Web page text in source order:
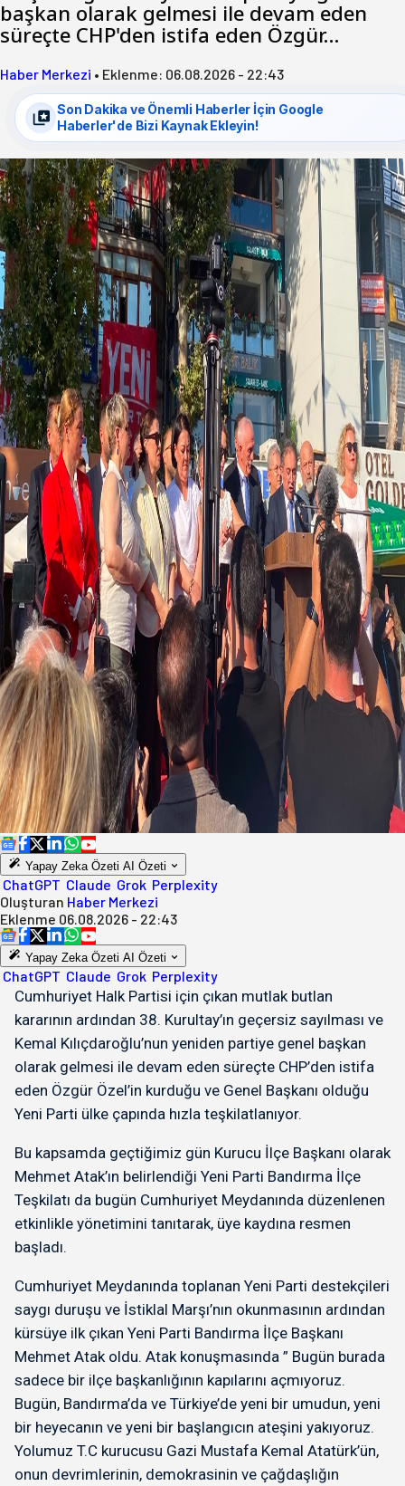
başkan olarak gelmesi ile devam eden
süreçte CHP'den istifa eden Özgür…
Haber Merkezi • Eklenme: 06.08.2026 - 22:43
Son Dakika ve Önemli Haberler İçin Google
Haberler'de Bizi Kaynak Ekleyin!
Yapay Zeka Özeti AI Özeti
ChatGPT Claude Grok Perplexity
Oluşturan Haber Merkezi
Eklenme 06.08.2026 - 22:43
Yapay Zeka Özeti AI Özeti
ChatGPT Claude Grok Perplexity
Cumhuriyet Halk Partisi için çıkan mutlak butlan
kararının ardından 38. Kurultay’ın geçersiz sayılması ve
Kemal Kılıçdaroğlu’nun yeniden partiye genel başkan
olarak gelmesi ile devam eden süreçte CHP’den istifa
eden Özgür Özel’in kurduğu ve Genel Başkanı olduğu
Yeni Parti ülke çapında hızla teşkilatlanıyor.
Bu kapsamda geçtiğimiz gün Kurucu İlçe Başkanı olarak
Mehmet Atak’ın belirlendiği Yeni Parti Bandırma İlçe
Teşkilatı da bugün Cumhuriyet Meydanında düzenlenen
etkinlikle yönetimini tanıtarak, üye kaydına resmen
başladı.
Cumhuriyet Meydanında toplanan Yeni Parti destekçileri
saygı duruşu ve İstiklal Marşı’nın okunmasının ardından
kürsüye ilk çıkan Yeni Parti Bandırma İlçe Başkanı
Mehmet Atak oldu. Atak konuşmasında ” Bugün burada
sadece bir ilçe başkanlığının kapılarını açmıyoruz.
Bugün, Bandırma’da ve Türkiye’de yeni bir umudun, yeni
bir heyecanın ve yeni bir başlangıcın ateşini yakıyoruz.
Yolumuz T.C kurucusu Gazi Mustafa Kemal Atatürk’ün,
onun devrimlerinin, demokrasinin ve çağdaşlığın